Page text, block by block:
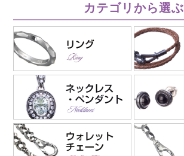
カテゴリから選ぶ